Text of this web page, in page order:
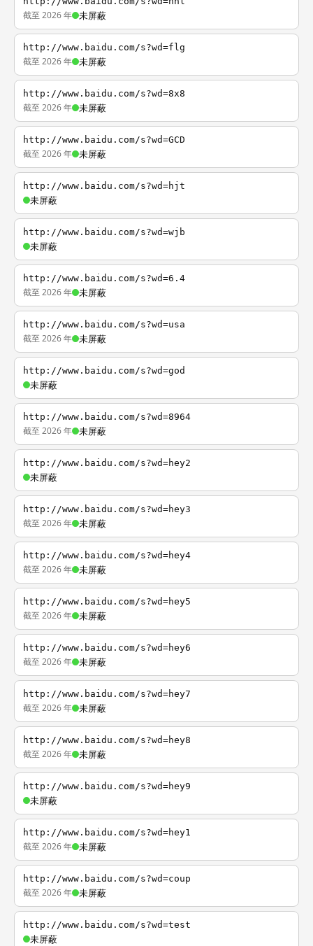
截至 2026 年 未屏蔽
http://www.baidu.com/s?wd=flg
截至 2026 年 未屏蔽
http://www.baidu.com/s?wd=8x8
截至 2026 年 未屏蔽
http://www.baidu.com/s?wd=GCD
截至 2026 年 未屏蔽
http://www.baidu.com/s?wd=hjt
未屏蔽
http://www.baidu.com/s?wd=wjb
未屏蔽
http://www.baidu.com/s?wd=6.4
截至 2026 年 未屏蔽
http://www.baidu.com/s?wd=usa
截至 2026 年 未屏蔽
http://www.baidu.com/s?wd=god
未屏蔽
http://www.baidu.com/s?wd=8964
截至 2026 年 未屏蔽
http://www.baidu.com/s?wd=hey2
未屏蔽
http://www.baidu.com/s?wd=hey3
截至 2026 年 未屏蔽
http://www.baidu.com/s?wd=hey4
截至 2026 年 未屏蔽
http://www.baidu.com/s?wd=hey5
截至 2026 年 未屏蔽
http://www.baidu.com/s?wd=hey6
截至 2026 年 未屏蔽
http://www.baidu.com/s?wd=hey7
截至 2026 年 未屏蔽
http://www.baidu.com/s?wd=hey8
截至 2026 年 未屏蔽
http://www.baidu.com/s?wd=hey9
未屏蔽
http://www.baidu.com/s?wd=hey1
截至 2026 年 未屏蔽
http://www.baidu.com/s?wd=coup
截至 2026 年 未屏蔽
http://www.baidu.com/s?wd=test
未屏蔽